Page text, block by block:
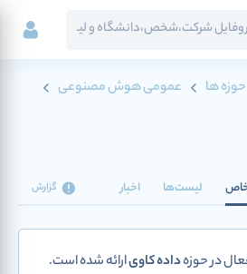
حوزه ها
عمومی هوش مصنوعی
لیست‌ها اخبار گزارش
در حوزهداده کاویارائه شده است.